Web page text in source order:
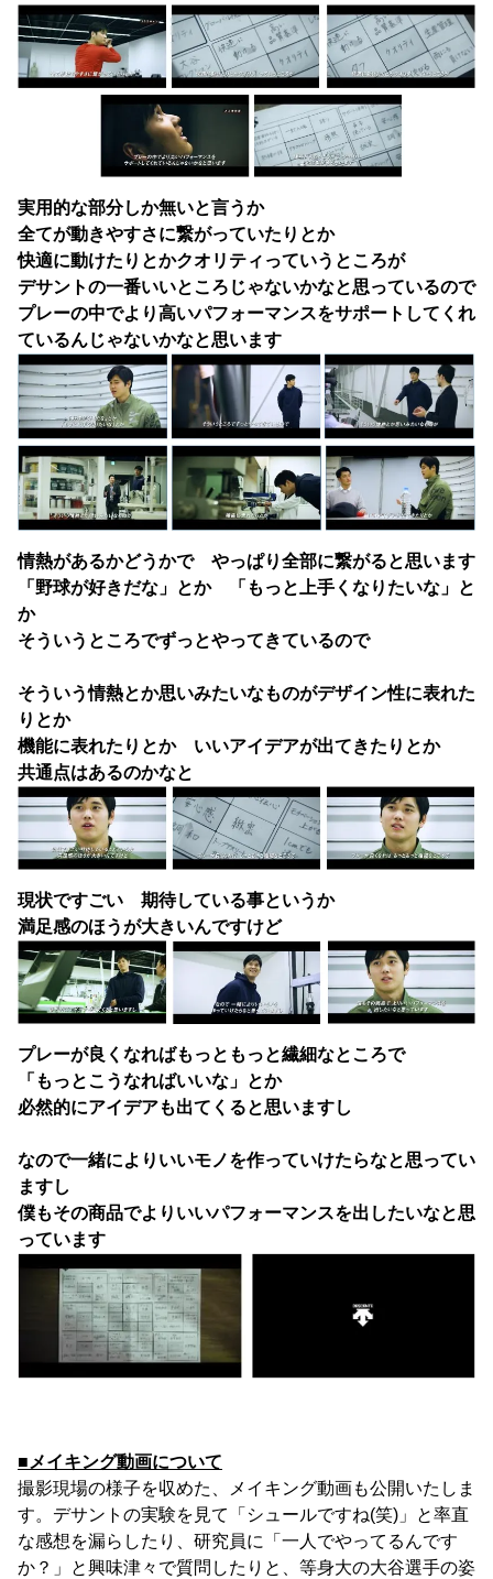
実用的な部分しか無いと言うか
全てが動きやすさに繋がっていたりとか
快適に動けたりとかクオリティっていうところが
デサントの一番いいところじゃないかなと思っているので
プレーの中でより高いパフォーマンスをサポートしてくれ
ているんじゃないかなと思います
情熱があるかどうかで やっぱり全部に繋がると思います
「野球が好きだな」とか 「もっと上手くなりたいな」と
か
そういうところでずっとやってきているので
そういう情熱とか思いみたいなものがデザイン性に表れた
りとか
機能に表れたりとか いいアイデアが出てきたりとか
共通点はあるのかなと
現状ですごい 期待している事というか
満足感のほうが大きいんですけど
プレーが良くなればもっともっと繊細なところで
「もっとこうなればいいな」とか
必然的にアイデアも出てくると思いますし
なので一緒によりいいモノを作っていけたらなと思ってい
ますし
僕もその商品でよりいいパフォーマンスを出したいなと思
っています
■メイキング動画について
撮影現場の様子を収めた、メイキング動画も公開いたしま
す。デサントの実験を見て「シュールですね(笑)」と率直
な感想を漏らしたり、研究員に「一人でやってるんです
か？」と興味津々で質問したりと、等身大の大谷選手の姿